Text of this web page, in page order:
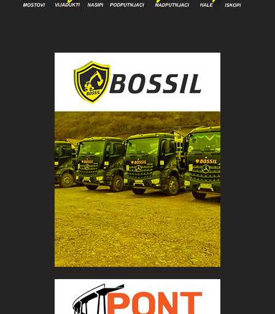
DRUŠTVO ZA PROMET I
USLUGE
-iskop
-iskop
-odvoz
-ugradnja materijala
-specijalni transport -kompletna
mehanizacija -sve za gradnju
Pogledaj više
VISOKOGRADNJA,
INŽENJERING, GRADNJA,